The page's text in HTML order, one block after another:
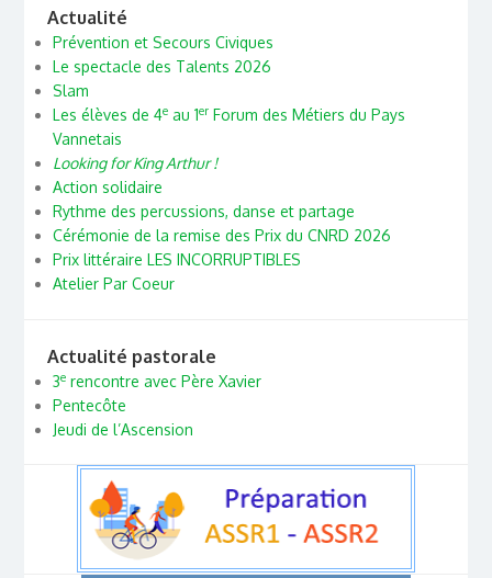
Actualité
Prévention et Secours Civiques
Le spectacle des Talents 2026
Slam
Les élèves de 4eau 1erForum des Métiers du Pays
Vannetais
Looking for King Arthur !
Action solidaire
Rythme des percussions, danse et partage
Cérémonie de la remise des Prix du CNRD 2026
Prix littéraire LES INCORRUPTIBLES
Atelier Par Coeur
Actualité pastorale
3erencontre avec Père Xavier
Pentecôte
Jeudi de l’Ascension